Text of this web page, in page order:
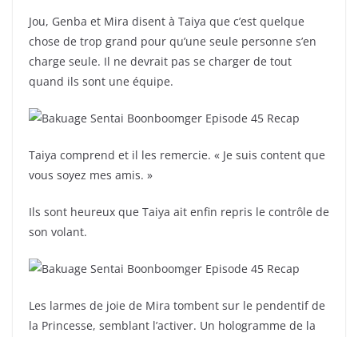
Jou, Genba et Mira disent à Taiya que c’est quelque
chose de trop grand pour qu’une seule personne s’en
charge seule. Il ne devrait pas se charger de tout
quand ils sont une équipe.
Taiya comprend et il les remercie. « Je suis content que
vous soyez mes amis. »
Ils sont heureux que Taiya ait enfin repris le contrôle de
son volant.
Les larmes de joie de Mira tombent sur le pendentif de
la Princesse, semblant l’activer. Un hologramme de la